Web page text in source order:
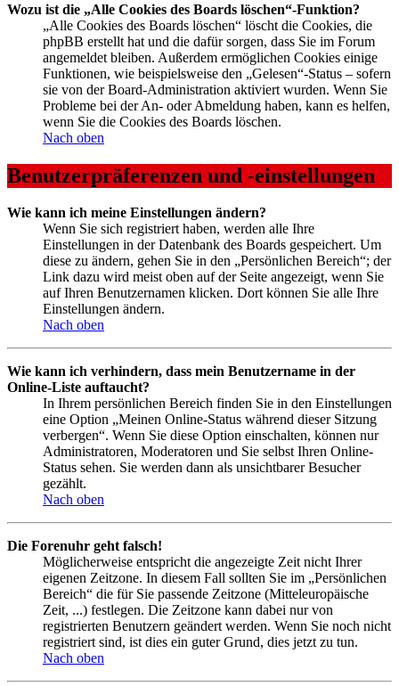
Wozu ist die „Alle Cookies des Boards löschen“-Funktion?
„Alle Cookies des Boards löschen“ löscht die Cookies, die
phpBB erstellt hat und die dafür sorgen, dass Sie im Forum
angemeldet bleiben. Außerdem ermöglichen Cookies einige
Funktionen, wie beispielsweise den „Gelesen“-Status – sofern
sie von der Board-Administration aktiviert wurden. Wenn Sie
Probleme bei der An- oder Abmeldung haben, kann es helfen,
wenn Sie die Cookies des Boards löschen.
Nach oben
Benutzerpräferenzen und -einstellungen
Wie kann ich meine Einstellungen ändern?
Wenn Sie sich registriert haben, werden alle Ihre
Einstellungen in der Datenbank des Boards gespeichert. Um
diese zu ändern, gehen Sie in den „Persönlichen Bereich“; der
Link dazu wird meist oben auf der Seite angezeigt, wenn Sie
auf Ihren Benutzernamen klicken. Dort können Sie alle Ihre
Einstellungen ändern.
Nach oben
Wie kann ich verhindern, dass mein Benutzername in der
Online-Liste auftaucht?
In Ihrem persönlichen Bereich finden Sie in den Einstellungen
eine Option „Meinen Online-Status während dieser Sitzung
verbergen“. Wenn Sie diese Option einschalten, können nur
Administratoren, Moderatoren und Sie selbst Ihren Online-
Status sehen. Sie werden dann als unsichtbarer Besucher
gezählt.
Nach oben
Die Forenuhr geht falsch!
Möglicherweise entspricht die angezeigte Zeit nicht Ihrer
eigenen Zeitzone. In diesem Fall sollten Sie im „Persönlichen
Bereich“ die für Sie passende Zeitzone (Mitteleuropäische
Zeit, ...) festlegen. Die Zeitzone kann dabei nur von
registrierten Benutzern geändert werden. Wenn Sie noch nicht
registriert sind, ist dies ein guter Grund, dies jetzt zu tun.
Nach oben